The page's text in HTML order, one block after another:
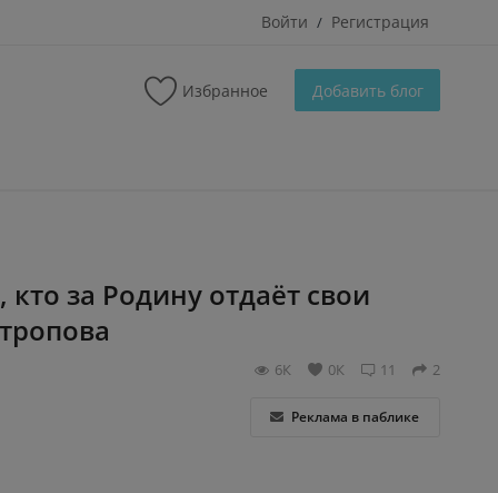
Войти / Регистрация
Избранное Добавить блог
за Родину отдаёт свои
2
11
0К
6К
Реклама в паблике